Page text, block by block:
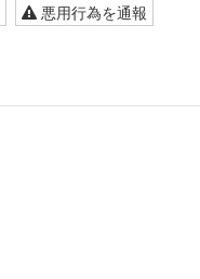
悪用行為を通報